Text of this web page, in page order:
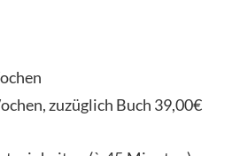
zuzüglich Buch 39,00€